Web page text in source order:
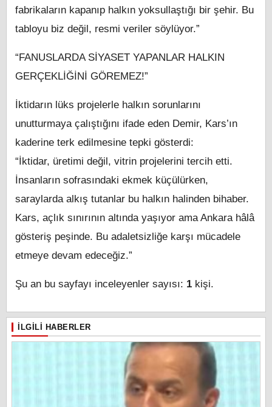
fabrikaların kapanıp halkın yoksullaştığı bir şehir. Bu
tabloyu biz değil, resmi veriler söylüyor.”
“FANUSLARDA SİYASET YAPANLAR HALKIN
GERÇEKLİĞİNİ GÖREMEZ!”
İktidarın lüks projelerle halkın sorunlarını
unutturmaya çalıştığını ifade eden Demir, Kars’ın
kaderine terk edilmesine tepki gösterdi:
“İktidar, üretimi değil, vitrin projelerini tercih etti.
İnsanların sofrasındaki ekmek küçülürken,
saraylarda alkış tutanlar bu halkın halinden bihaber.
Kars, açlık sınırının altında yaşıyor ama Ankara hâlâ
gösteriş peşinde. Bu adaletsizliğe karşı mücadele
etmeye devam edeceğiz.”
Şu an bu sayfayı inceleyenler sayısı: 1 kişi.
İLGILI HABERLER